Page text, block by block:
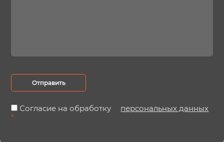
Отправить
Согласие на обработку
персональных данных
*